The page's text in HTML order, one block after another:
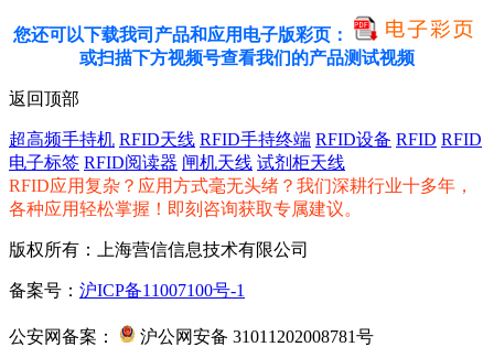
您还可以下载我司产品和应用电子版彩页：
或扫描下方视频号查看我们的产品测试视频
返回顶部
超高频手持机 RFID天线 RFID手持终端 RFID设备 RFID RFID
电子标签 RFID阅读器 闸机天线 试剂柜天线
RFID应用复杂？应用方式毫无头绪？我们深耕行业十多年，
各种应用轻松掌握！即刻咨询获取专属建议。
版权所有：上海营信信息技术有限公司
备案号： 沪ICP备11007100号-1
公安网备案： 沪公网安备 31011202008781号